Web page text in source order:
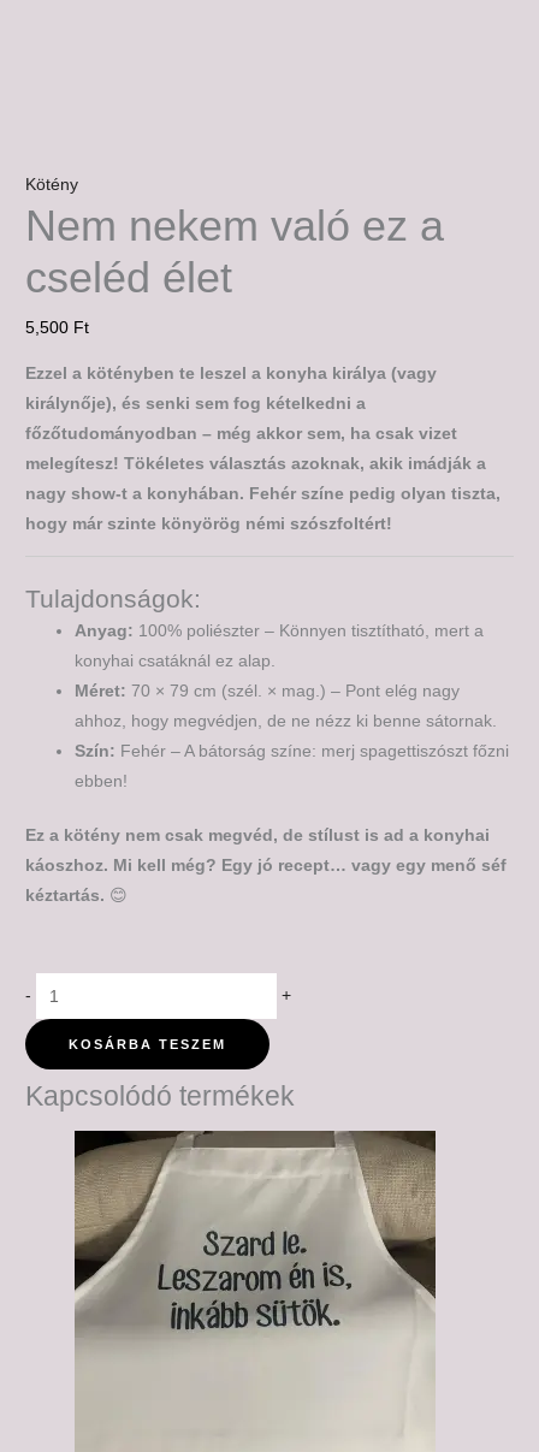
Kötény
Nem nekem való ez a
cseléd élet
5,500 Ft
Ezzel a kötényben te leszel a konyha királya (vagy
királynője), és senki sem fog kételkedni a
főzőtudományodban – még akkor sem, ha csak vizet
melegítesz! Tökéletes választás azoknak, akik imádják a
nagy show-t a konyhában. Fehér színe pedig olyan tiszta,
hogy már szinte könyörög némi szószfoltért!
Tulajdonságok:
Anyag: 100% poliészter – Könnyen tisztítható, mert a
konyhai csatáknál ez alap.
Méret: 70 × 79 cm (szél. × mag.) – Pont elég nagy
ahhoz, hogy megvédjen, de ne nézz ki benne sátornak.
Szín: Fehér – A bátorság színe: merj spagettiszószt főzni
ebben!
Ez a kötény nem csak megvéd, de stílust is ad a konyhai
káoszhoz. Mi kell még? Egy jó recept… vagy egy menő séf
kéztartás. 😊
- +
KOSÁRBA TESZEM
Kapcsolódó termékek